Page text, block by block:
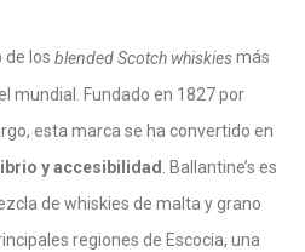
de los blended Scotch whiskiesmás
mundial. Fundado en 1827 por
esta marca se ha convertido en
y accesibilidad . Ballantine’s es
de whiskies de malta y grano
regiones de Escocia, una